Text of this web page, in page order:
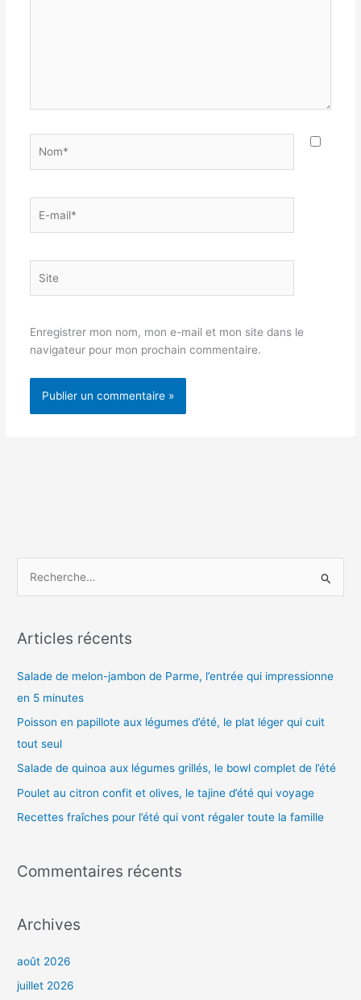
mail*
Enregistrer mon nom, mon e-mail et mon site dans le
navigateur pour mon prochain commentaire.
h
r
c
h
e
r
Articles récents
Salade de melon-jambon de Parme, l’entrée qui impressionne
en 5 minutes
Poisson en papillote aux légumes d’été, le plat léger qui cuit
tout seul
Salade de quinoa aux légumes grillés, le bowl complet de l’été
Poulet au citron confit et olives, le tajine d’été qui voyage
Recettes fraîches pour l’été qui vont régaler toute la famille
Commentaires récents
Archives
août 2026
juillet 2026